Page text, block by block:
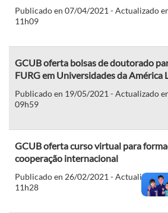
Publicado en 07/04/2021 - Actualizado
11h09
GCUB oferta bolsas de doutorado
FURG em Universidades da América
Publicado en 19/05/2021 - Actualizado
09h59
GCUB oferta curso virtual para
cooperação internacional
Publicado en 26/02/2021 - Actualizado
11h28